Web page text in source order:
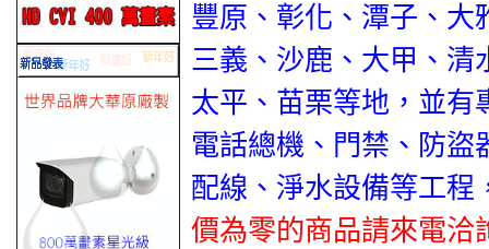
豐原、彰化、潭子、大
三義、沙鹿、大甲、清
太平、苗栗等地，並有
電話總機、門禁、防盜
配線、淨水設備等工程
價為零的商品請來電洽